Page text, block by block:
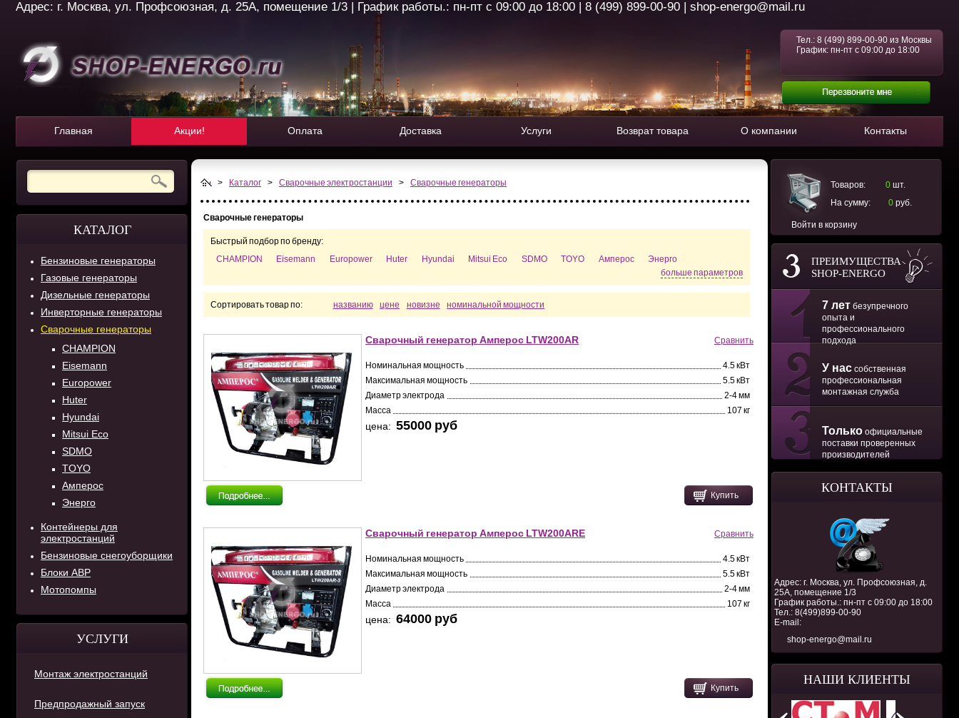
Адрес: г. Москва, ул. Профсоюзная, д. 25А, помещение 1/3 | График работы.: пн-пт с 09:00 до 18:00 | 8 (499) 899-00-90 | shop-energo@mail.ru
Тел.: 8 (499) 899-00-90 из Москвы
График: пн-пт с 09:00 до 18:00
Главная Акции! Оплата Доставка Услуги Возврат товара О компании Контакты
КАТАЛОГ
Бензиновые генераторы
Газовые генераторы
Дизельные генераторы
Инверторные генераторы
Сварочные генераторы
CHAMPION
Eisemann
Europower
Huter
Hyundai
Mitsui Eco
SDMO
TOYO
Амперос
Энерго
Контейнеры для
электростанций
Бензиновые снегоуборщики
Блоки АВР
Мотопомпы
УСЛУГИ
Монтаж электростанций
Предпродажный запуск
Товаров: 0 шт.
На сумму:
0 руб.
Войти в корзину
ПРЕИМУЩЕСТВА
SHOP-ENERGO
7 лет безупречного
опыта и
профессионального
подхода
У нас собственная
профессиональная
монтажная служба
Только официальные
поставки проверенных
производителей
КОНТАКТЫ
Адрес: г. Москва, ул. Профсоюзная, д.
25А, помещение 1/3
График работы.: пн-пт с 09:00 до 18:00
Тел.: 8(499)899-00-90
E-mail:
shop-energo@mail.ru
НАШИ КЛИЕНТЫ
> Каталог > Сварочные электростанции > Сварочные генераторы
Сварочные генераторы
Быстрый подбор по бренду:
CHAMPION
Eisemann Europower Huter Hyundai Mitsui Eco SDMO TOYO Амперос
Энерго
больше параметров
Сортировать товар по: названию цене новизне номинальной мощности
Сварочный генератор Амперос LTW200AR Сравнить
Номинальная мощность
4.5 кВт
Максимальная мощность
5.5 кВт
Диаметр электрода
2-4 мм
Масса
107 кг
цена: 55000 pуб
Купить
Сварочный генератор Амперос LTW200ARE Сравнить
Номинальная мощность
4.5 кВт
Максимальная мощность
5.5 кВт
Диаметр электрода
2-4 мм
Масса
107 кг
цена: 64000 pуб
Купить